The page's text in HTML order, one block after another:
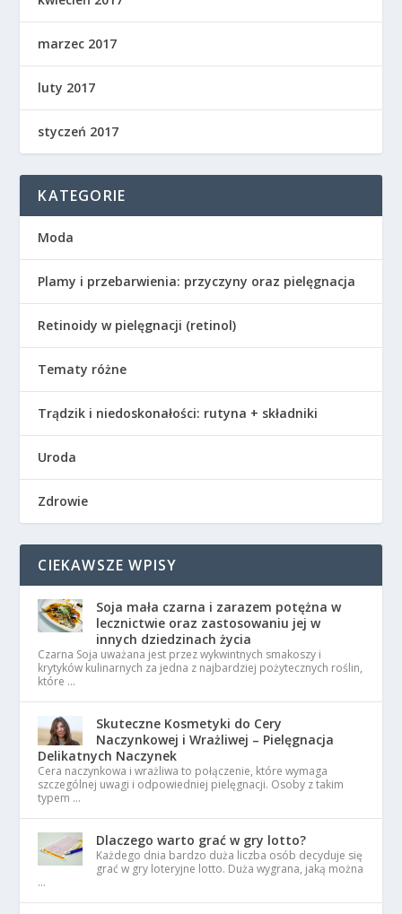
marzec 2017
luty 2017
styczeń 2017
KATEGORIE
Moda
Plamy i przebarwienia: przyczyny oraz pielęgnacja
Retinoidy w pielęgnacji (retinol)
Tematy różne
Trądzik i niedoskonałości: rutyna + składniki
Uroda
Zdrowie
CIEKAWSZE WPISY
Soja mała czarna i zarazem potężna w
lecznictwie oraz zastosowaniu jej w
innych dziedzinach życia
Czarna Soja uważana jest przez wykwintnych smakoszy i
krytyków kulinarnych za jedna z najbardziej pożytecznych roślin,
które …
Skuteczne Kosmetyki do Cery
Naczynkowej i Wrażliwej – Pielęgnacja
Delikatnych Naczynek
Cera naczynkowa i wrażliwa to połączenie, które wymaga
szczególnej uwagi i odpowiedniej pielęgnacji. Osoby z takim
typem …
Dlaczego warto grać w gry lotto?
Każdego dnia bardzo duża liczba osób decyduje się
grać w gry loteryjne lotto. Duża wygrana, jaką można
…